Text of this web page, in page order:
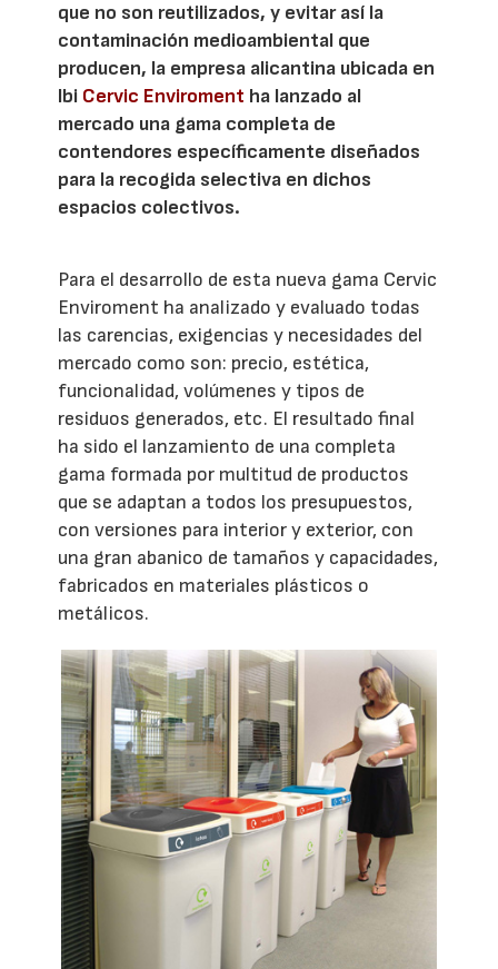
que no son reutilizados, y evitar así la
contaminación medioambiental que
producen, la empresa alicantina ubicada en
Ibi Cervic Enviroment ha lanzado al
mercado una gama completa de
contendores específicamente diseñados
para la recogida selectiva en dichos
espacios colectivos.
Para el desarrollo de esta nueva gama Cervic
Enviroment ha analizado y evaluado todas
las carencias, exigencias y necesidades del
mercado como son: precio, estética,
funcionalidad, volúmenes y tipos de
residuos generados, etc. El resultado final
ha sido el lanzamiento de una completa
gama formada por multitud de productos
que se adaptan a todos los presupuestos,
con versiones para interior y exterior, con
una gran abanico de tamaños y capacidades,
fabricados en materiales plásticos o
metálicos.